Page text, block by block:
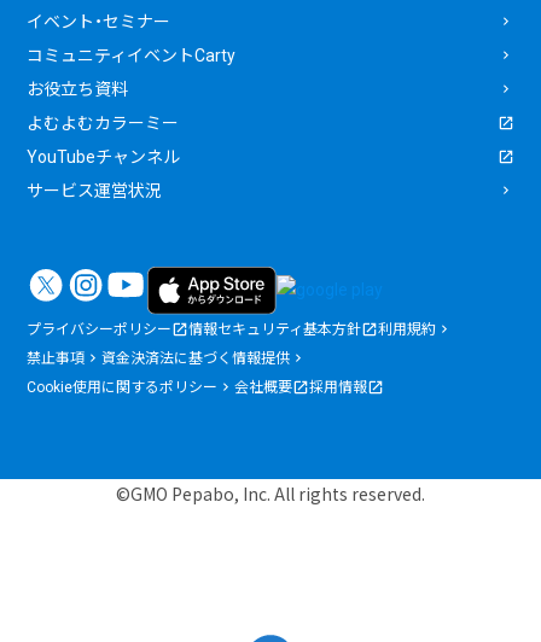
イベント・セミナー
コミュニティイベントCarty
お役立ち資料
よむよむカラーミー
YouTubeチャンネル
サービス運営状況
プライバシーポリシー 情報セキュリティ基本方針
利用規約
禁止事項
資金決済法に基づく情報提供
Cookie使用に関するポリシー
会社概要 採用情報
©GMO Pepabo, Inc. All rights reserved.